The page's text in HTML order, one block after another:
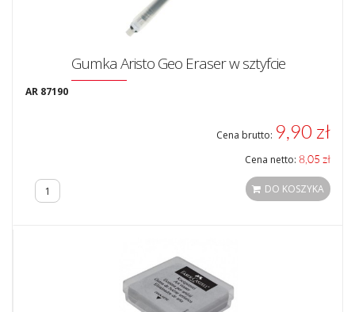
Gumka Aristo Geo Eraser w sztyfcie
AR 87190
Cena brutto: 9,90 zł
Cena netto: 8,05 zł
DO KOSZYKA